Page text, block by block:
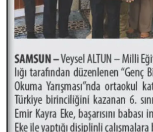
Zonguldak Müftülüğü